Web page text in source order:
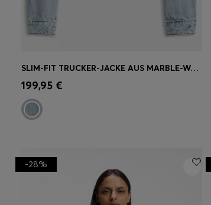
Schnelleinkauf
Größe)
SLIM-FIT TRUCKER-JACKE AUS MARBLE-WASH-DENIM
199,95 €
-28%